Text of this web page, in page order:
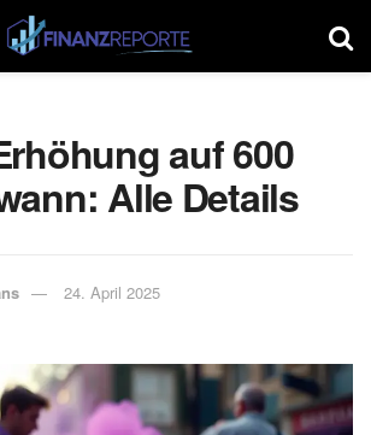
auf 600
Alle Details
24. April 2025